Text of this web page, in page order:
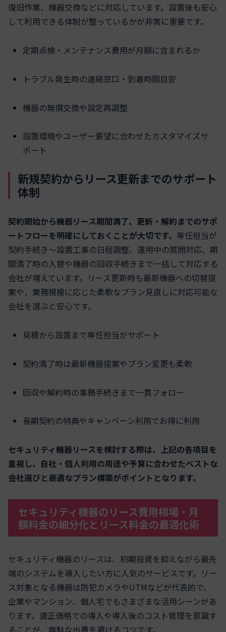
復旧作業、機器交換などに対応しています。設置後も安心
して利用できる体制が整っているかが非常に重要です。
定期点検・メンテナンス費用が月額に含まれるか
トラブル発生時の連絡窓口・到着時間目安
機器の無償交換や設定再調整
設置環境やユーザー要望に合わせたカスタマイズサ
ポート
新規契約からリース更新までのサポート
体制
契約開始から機器リース期間満了、更新・解約までのサポ
ートフローを明確にしておくことが大切です。 専任担当が
契約手続き～設置工事の日程調整、運用中の質問対応、期
間満了時の入替や機器の回収手続きまで一括して対応する
会社が増えています。リース更新時も最新機器への切替提
案や、業務規模に応じた柔軟なプラン見直しに対応可能な
会社を選ぶと安心です。
見積から設置まで専任担当がサポート
契約満了時は最新機器提案やプラン変更も柔軟
回収や解約時の事務手続きまで一貫フォロー
長期契約の特典やキャンペーン利用でお得に利用
セキュリティ機器リースを検討する際は、上記の各項目を
重視し、自社・個人利用の用途や予算に合わせたベストな
会社選びと最適なプラン構築がポイントとなります。
セキュリティ機器のリース費用相場・月
額料金の細分化とリース料金の最適化術
セキュリティ機器のリースは、初期投資を抑えながら最先
端のシステムを導入したい方に人気のサービスです。リー
ス対象となる機器は防犯カメラやUTMなどが代表的で、
企業やマンション、個人宅でもさまざまな活用シーンがあ
ります。適正価格での導入や導入後のコスト管理を意識す
ることが、無駄な出費を避けるコツです。